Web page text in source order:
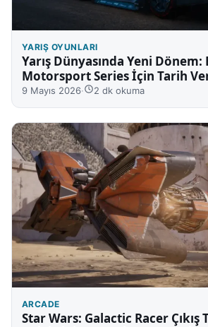
YARIŞ OYUNLARI
Yarış Dünyasında Yeni
Motorsport Series İçin Tarih
9 Mayıs 2026· 2 dk okuma
ARCADE
Star Wars: Galactic Racer Çıkış